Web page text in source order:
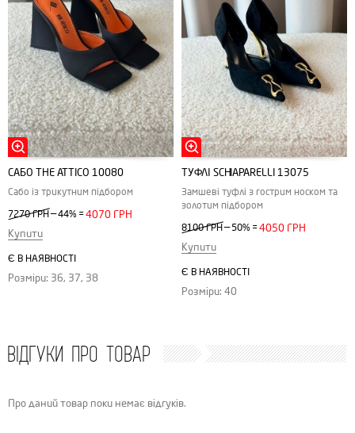
САБО THE ATTICO 10080
Сабо із трикутним підбором
7270 ГРН —44% =4070 ГРН
Купити
Є В НАЯВНОСТІ
Розміри: 36, 37, 38
ТУФЛІ SCHIAPARELLI 13075
Замшеві туфлі з гострим носком та
золотим підбором
8100 ГРН — 50% =4050 ГРН
Купити
Є В НАЯВНОСТІ
Розміри: 40
ВІДГУКИ ПРО ТОВАР
Про даний товар поки немає відгуків.